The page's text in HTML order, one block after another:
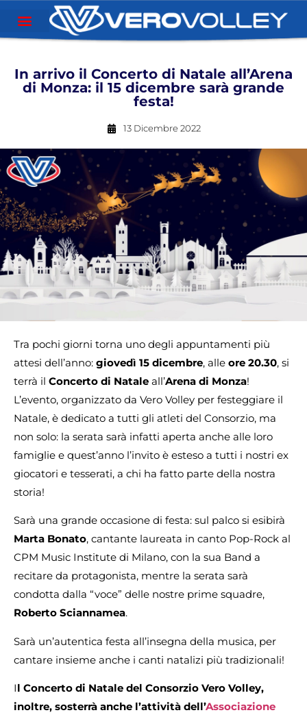
In arrivo il Concerto di Natale all’Arena
di Monza: il 15 dicembre sarà grande
festa!
13 Dicembre 2022
Tra pochi giorni torna uno degli appuntamenti più
attesi dell’anno: giovedì 15 dicembre, alle ore 20.30, si
terrà il Concerto di Natale all’Arena di Monza!
L’evento, organizzato da Vero Volley per festeggiare il
Natale, è dedicato a tutti gli atleti del Consorzio, ma
non solo: la serata sarà infatti aperta anche alle loro
famiglie e quest’anno l’invito è esteso a tutti i nostri ex
giocatori e tesserati, a chi ha fatto parte della nostra
storia!
Sarà una grande occasione di festa: sul palco si esibirà
Marta Bonato, cantante laureata in canto Pop-Rock al
CPM Music Institute di Milano, con la sua Band a
recitare da protagonista, mentre la serata sarà
condotta dalla “voce” delle nostre prime squadre,
Roberto Sciannamea.
Sarà un’autentica festa all’insegna della musica, per
cantare insieme anche i canti natalizi più tradizionali!
Il Concerto di Natale del Consorzio Vero Volley,
inoltre, sosterrà anche l’attività dell’Associazione